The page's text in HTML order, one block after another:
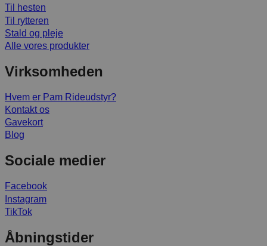
Til hesten
Til rytteren
Stald og pleje
Alle vores produkter
Virksomheden
Hvem er Pam Rideudstyr?
Kontakt os
Gavekort
Blog
Sociale medier
Facebook
Instagram
TikTok
Åbningstider